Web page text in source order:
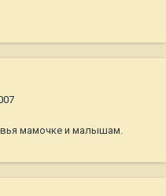
мамочке и малышам.